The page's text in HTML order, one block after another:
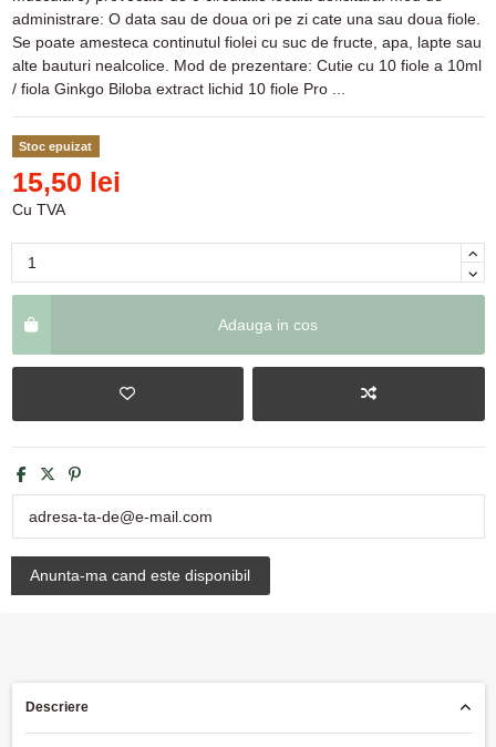
administrare: O data sau de doua ori pe zi cate una sau doua fiole.
Se poate amesteca continutul fiolei cu suc de fructe, apa, lapte sau
alte bauturi nealcolice. Mod de prezentare: Cutie cu 10 fiole a 10ml
/ fiola Ginkgo Biloba extract lichid 10 fiole Pro ...
Stoc epuizat
15,50 lei
Cu TVA
Adauga in cos
Descriere